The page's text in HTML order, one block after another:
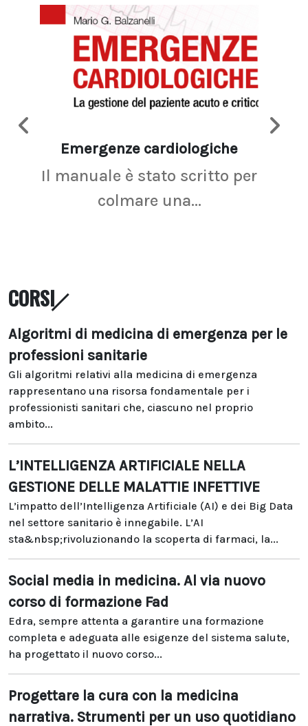
Emergenze cardiologiche
Il manuale è stato scritto per
colmare una...
CORSI
Algoritmi di medicina di emergenza per le
professioni sanitarie
Gli algoritmi relativi alla medicina di emergenza
rappresentano una risorsa fondamentale per i
professionisti sanitari che, ciascuno nel proprio
ambito...
L’INTELLIGENZA ARTIFICIALE NELLA
GESTIONE DELLE MALATTIE INFETTIVE
L’impatto dell’Intelligenza Artificiale (AI) e dei Big Data
nel settore sanitario è innegabile. L’AI
sta&nbsp;rivoluzionando la scoperta di farmaci, la...
Social media in medicina. Al via nuovo
corso di formazione Fad
Edra, sempre attenta a garantire una formazione
completa e adeguata alle esigenze del sistema salute,
ha progettato il nuovo corso...
Progettare la cura con la medicina
narrativa. Strumenti per un uso quotidiano